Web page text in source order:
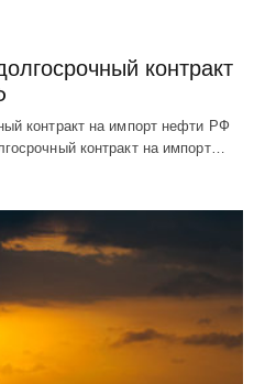
контракт
контракт на импорт нефти РФ
контракт на импорт…